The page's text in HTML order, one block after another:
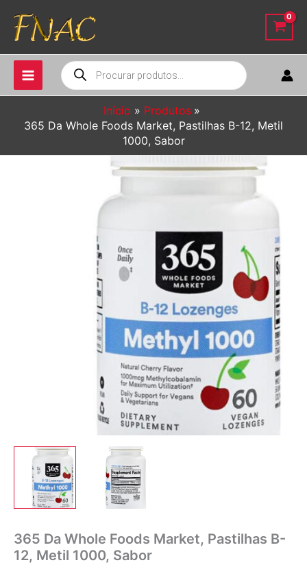
para
conteúdo
Pesquisar
produtos
Início
Produtos
365 Da Whole Foods Market, Pastilhas B-12, Metil
1000, Sabor
365 Da Whole Foods Market, Pastilhas B-
12, Metil 1000, Sabor